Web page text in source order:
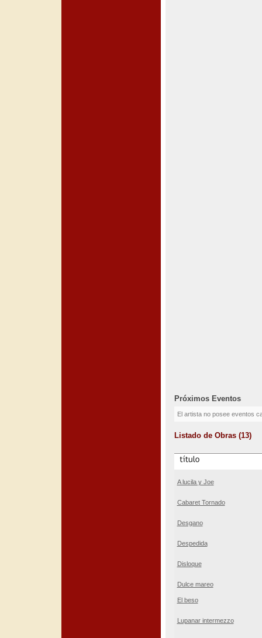
Próximos Eventos
El artista no posee eventos
Listado de Obras (13)
A lucila y Joe
Cabaret Tornado
Desgano
Despedida
Disloque
Dulce mareo
El beso
Lupanar intermezzo